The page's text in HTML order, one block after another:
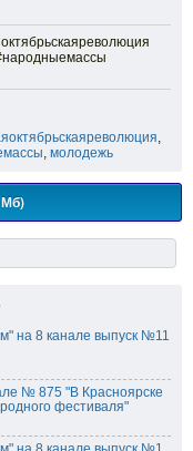
,
, молодежь
Мб)
на 8 канале выпуск №11
№ 875 "В Красноярске
фестиваля"